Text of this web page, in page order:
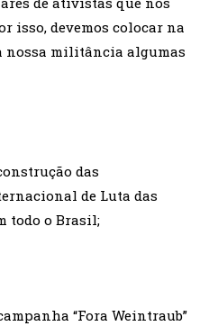
isso, devemos colocar na
nossa militância algumas
das
de Luta das
todo o Brasil;
“Fora Weintraub”